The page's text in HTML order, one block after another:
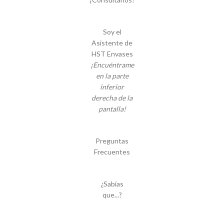
Soy el
Asistente de
HST Envases
¡Encuéntrame
en la parte
inferior
derecha de la
pantalla!
Preguntas
Frecuentes
¿Sabías
que...?